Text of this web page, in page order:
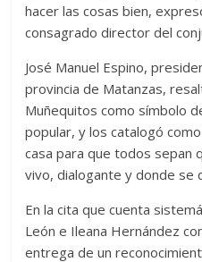
hacer las cosas bien,
consagrado director del
José Manuel Espino,
provincia de Matanzas,
Muñequitos como símbolo
popular, y los catalogó
casa para que todos sepan
vivo, dialogante y donde se
En la cita que cuenta
León e Ileana Hernández
entrega de un